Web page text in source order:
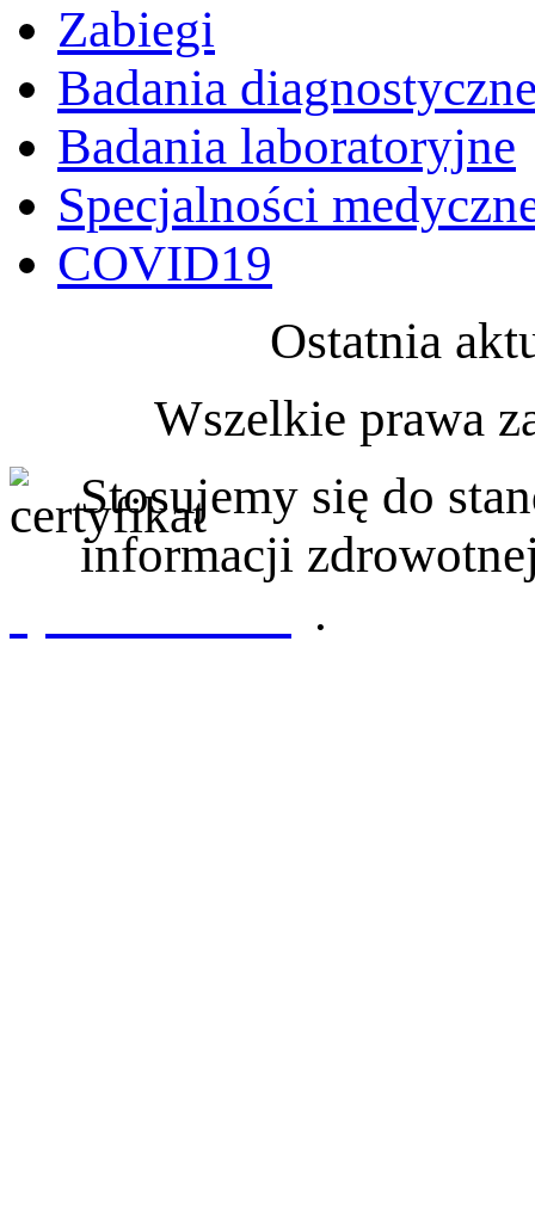
Zabiegi
Badania
Badania laboratoryjne
Specjalności
COVID19
Ostatnia
Wszelkie prawa
Stosujemy się do
informacji
.